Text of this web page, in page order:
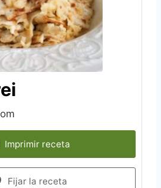
Imprimir receta
Fijar la receta